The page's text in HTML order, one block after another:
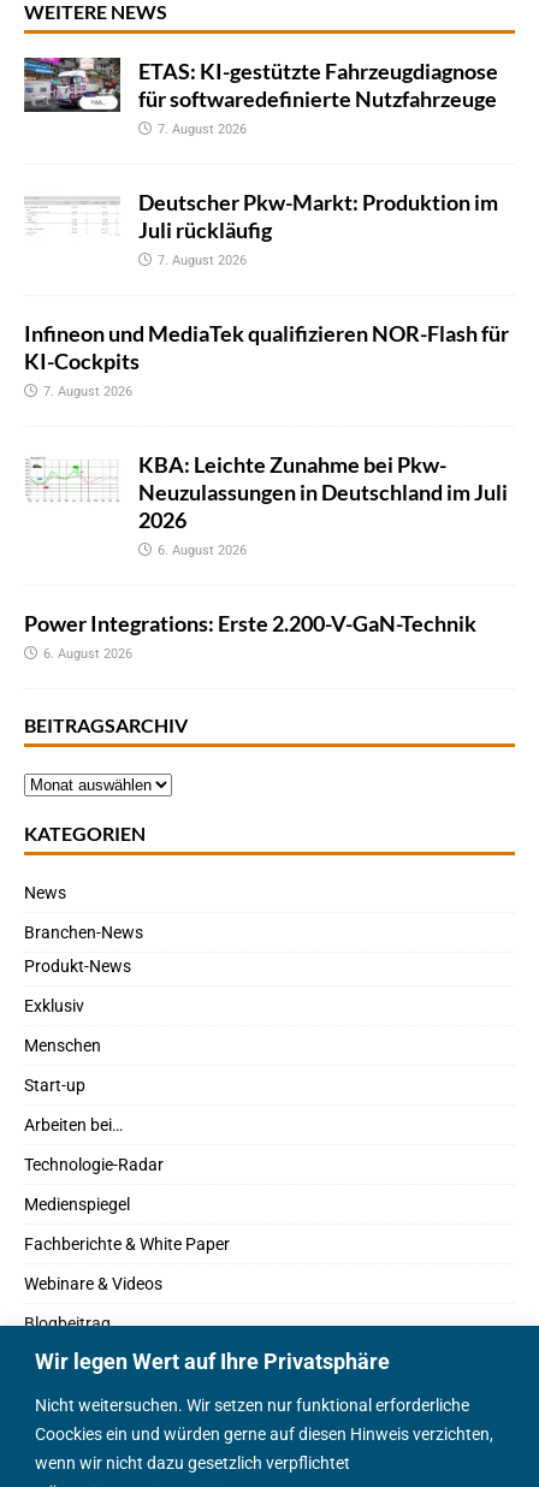
Wir legen Wert auf Ihre Privatsphäre
Nicht weitersuchen. Wir setzen nur funktional erforderliche
Coockies ein und würden gerne auf diesen Hinweis verzichten,
wenn wir nicht dazu gesetzlich verpflichtet
WEITERE NEWS
ETAS: KI-gestützte Fahrzeugdiagnose
für softwaredefinierte Nutzfahrzeuge
7. August 2026
Deutscher Pkw-Markt: Produktion im
Juli rückläufig
7. August 2026
Infineon und MediaTek qualifizieren NOR-Flash für
KI-Cockpits
7. August 2026
KBA: Leichte Zunahme bei Pkw-
Neuzulassungen in Deutschland im Juli
2026
6. August 2026
Power Integrations: Erste 2.200-V-GaN-Technik
6. August 2026
BEITRAGSARCHIV
KATEGORIEN
News
Branchen-News
Produkt-News
Exklusiv
Menschen
Start-up
Arbeiten bei…
Technologie-Radar
Medienspiegel
Fachberichte & White Paper
Webinare & Videos
Blogbeitrag
Fachbücher
Marktreport
Podcasts
Positionspapier